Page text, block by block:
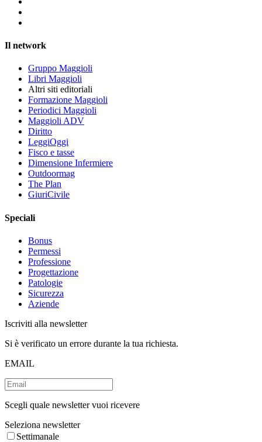
Il network
Gruppo Maggioli
Libri Maggioli
Altri siti editoriali
Formazione Maggioli
Periodici Maggioli
Maggioli ADV
Diritto
LeggiOggi
Fisco e tasse
Dimensione Infermiere
Outdoormag
The Plan
GiuriCivile
Speciali
Bonus
Permessi
Professione
Progettazione
Patologie
Sicurezza
Aziende
Iscriviti alla newsletter
Si è verificato un errore durante la tua richiesta.
EMAIL
Scegli quale newsletter vuoi ricevere
Seleziona newsletter
Settimanale